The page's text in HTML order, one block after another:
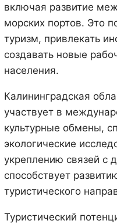
включая развитие
морских портов. Это
туризм, привлекать
создавать новые
населения.
Калининградская
участвует в
культурные обмены,
экологические
укреплению связей с
способствует
туристического
Туристический